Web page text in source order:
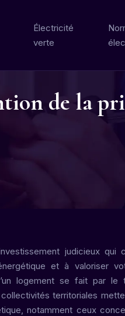
Électricité
verte
de la
judicieux
et à valoriser
logement se fait par
territoriales
notamment ceux